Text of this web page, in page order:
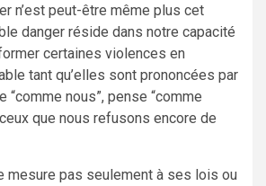
n’est peut-être même plus cet
danger réside dans notre capacité
certaines violences en
tant qu’elles sont prononcées par
“comme nous”, pense “comme
que nous refusons encore de
mesure pas seulement à ses lois ou